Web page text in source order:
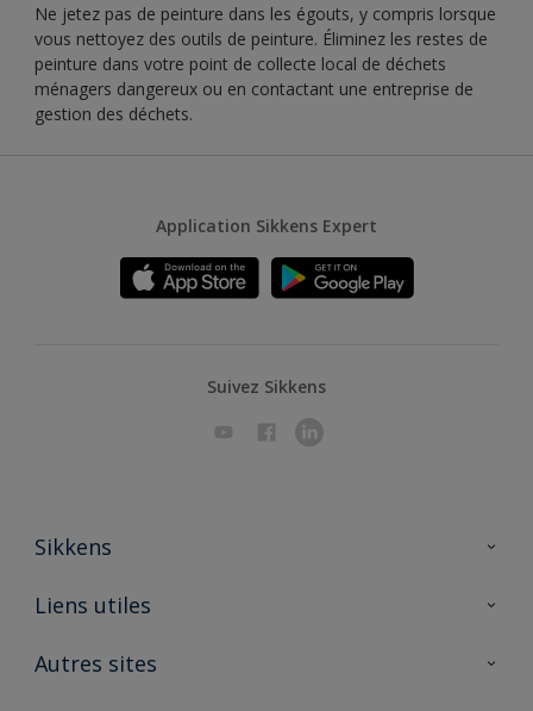
Ne jetez pas de peinture dans les égouts, y compris lorsque
vous nettoyez des outils de peinture. Éliminez les restes de
peinture dans votre point de collecte local de déchets
ménagers dangereux ou en contactant une entreprise de
gestion des déchets.
Application Sikkens Expert
Suivez Sikkens
Sikkens
A propos de Sikkens
Liens utiles
Ouvrir un magasin PASS
Autres sites